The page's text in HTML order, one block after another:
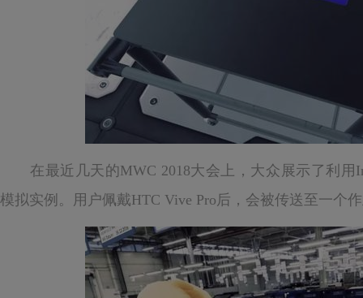
在最近几天的MWC 2018大会上，大众展示了利用
模拟实例。用户佩戴HTC Vive Pro后，会被传送至一个